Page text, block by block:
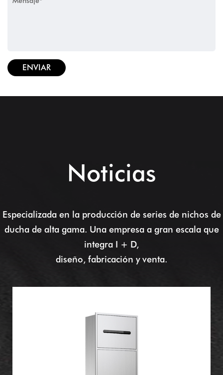
Noticias
Especializada en la producción de series de nichos de
ducha de alta gama. Una empresa a gran escala que
integra I + D,
diseño, fabricación y venta.